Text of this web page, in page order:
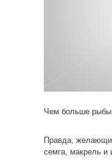
Чем больше рыбы
Правда,
семга, макрель и